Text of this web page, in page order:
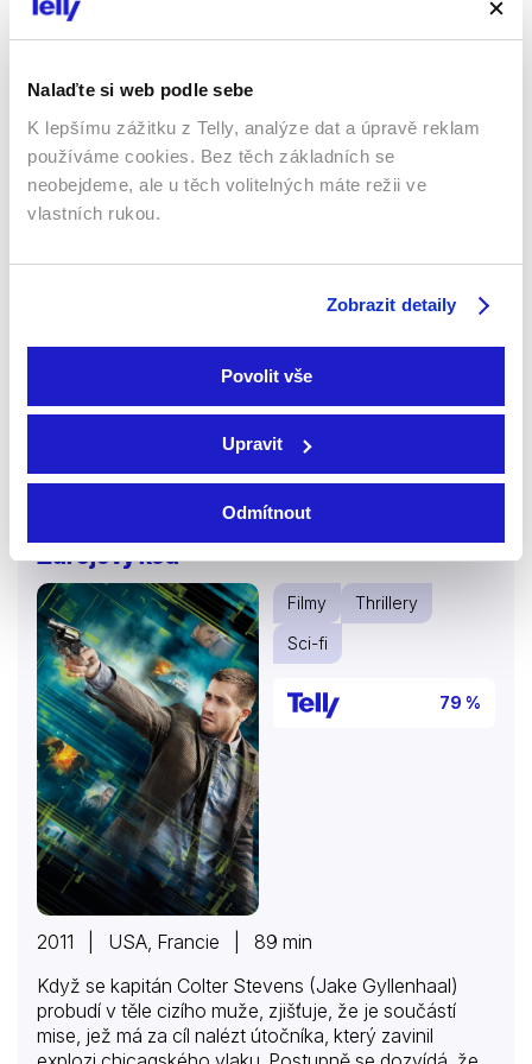
Nalaďte si web podle sebe
K lepšímu zážitku z Telly, analýze dat a úpravě reklam
používáme cookies. Bez těch základních se
neobejdeme, ale u těch volitelných máte režii ve
vlastních rukou.
Zobrazit detaily
Povolit vše
Upravit
Odmítnout
neúspěšném pokusu naučit zženštilého Alberta…
nebezpečím a s pomocí nové kamarádky se z
Ameriky osmdesátých let snaží zachránit svoji rodinu,
která zůstala v minulosti.
Zdrojový kód
Filmy
Thrillery
Sci-fi
79 %
2011 | USA, Francie | 89 min
Když se kapitán Colter Stevens (Jake Gyllenhaal)
probudí v těle cizího muže, zjišťuje, že je součástí
mise, jež má za cíl nalézt útočníka, který zavinil